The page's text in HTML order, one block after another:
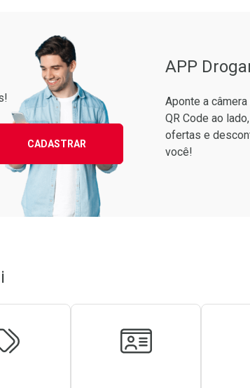
Ver Desconto Convênio
as melhores ofertas:
CADASTRAR
APP
Aponte a
QR Code ao
ofertas e
você!